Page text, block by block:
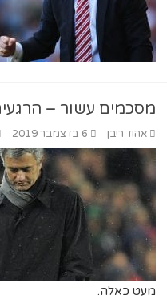
מסכמים עשור –
אהוד ריבן 6 בדצמבר 2019
מעט כאלה.